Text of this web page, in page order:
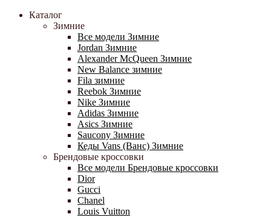
Каталог
Зимние
Все модели Зимние
Jordan Зимние
Alexander McQueen Зимние
New Balance зимние
Fila зимние
Reebok Зимние
Nike Зимние
Adidas Зимние
Asics Зимние
Saucony Зимние
Кеды Vans (Ванс) Зимние
Брендовые кроссовки
Все модели Брендовые кроссовки
Dior
Gucci
Chanel
Louis Vuitton